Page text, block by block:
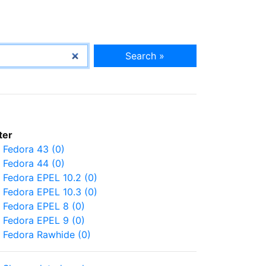
Search »
Fedora 43 (0)
Fedora 44 (0)
Fedora EPEL 10.2 (0)
Fedora EPEL 10.3 (0)
Fedora EPEL 8 (0)
Fedora EPEL 9 (0)
Fedora Rawhide (0)